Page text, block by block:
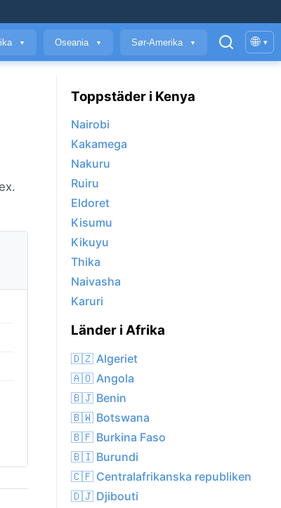
▼ Oseania ▼ Sør-Amerika ▼ 🌐 ▾
Toppstäder i Kenya
Nairobi
Kakamega
Nakuru
Ruiru
Eldoret
Kisumu
Kikuyu
Thika
Naivasha
Karuri
Länder i Afrika
🇩🇿 Algeriet
🇦🇴 Angola
🇧🇯 Benin
🇧🇼 Botswana
🇧🇫 Burkina Faso
🇧🇮 Burundi
🇨🇫 Centralafrikanska republiken
🇩🇯 Djibouti